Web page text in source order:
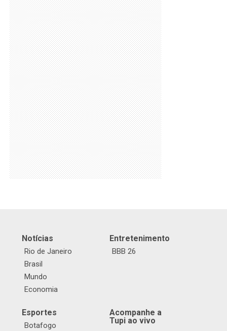
Notícias
Rio de Janeiro
Brasil
Mundo
Economia
Entretenimento
BBB 26
Esportes
Botafogo
Acompanhe a
Tupi ao vivo